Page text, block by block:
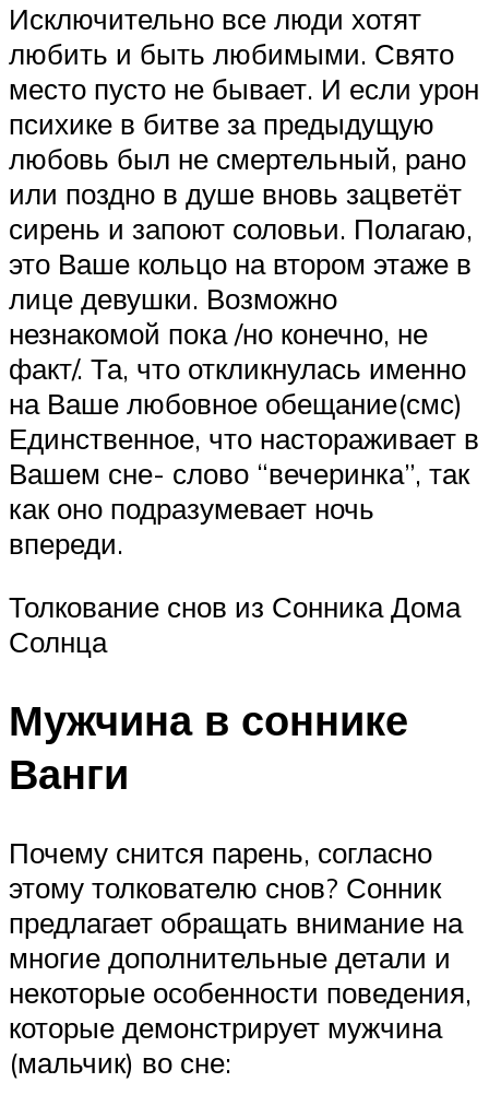
Исключительно все люди хотят
любить и быть любимыми. Свято
место пусто не бывает. И если урон
психике в битве за предыдущую
любовь был не смертельный, рано
или поздно в душе вновь зацветёт
сирень и запоют соловьи. Полагаю,
это Ваше кольцо на втором этаже в
лице девушки. Возможно
незнакомой пока /но конечно, не
факт/. Та, что откликнулась именно
на Ваше любовное обещание(смс)
Единственное, что настораживает в
Вашем сне- слово “вечеринка”, так
как оно подразумевает ночь
впереди.
Толкование снов из Сонника Дома
Солнца
Мужчина в соннике
Ванги
Почему снится парень, согласно
этому толкователю снов? Сонник
предлагает обращать внимание на
многие дополнительные детали и
некоторые особенности поведения,
которые демонстрирует мужчина
(мальчик) во сне: